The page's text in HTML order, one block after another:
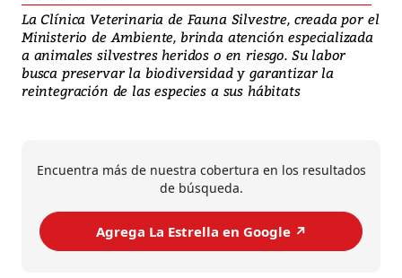
La Clínica Veterinaria de Fauna Silvestre, creada por el
Ministerio de Ambiente, brinda atención especializada
a animales silvestres heridos o en riesgo. Su labor
busca preservar la biodiversidad y garantizar la
reintegración de las especies a sus hábitats
Encuentra más de nuestra cobertura en los resultados
de búsqueda.
Agrega La Estrella en Google ↗️